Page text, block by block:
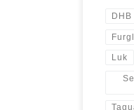
DHB
Luk